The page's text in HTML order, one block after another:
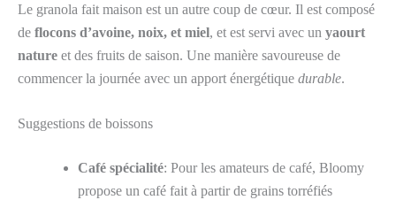
Le granola fait maison est un autre coup de cœur. Il est composé
de flocons d’avoine, noix, et miel, et est servi avec un yaourt
nature et des fruits de saison. Une manière savoureuse de
commencer la journée avec un apport énergétique durable.
Suggestions de boissons
Café spécialité: Pour les amateurs de café, Bloomy
propose un café fait à partir de grains torréfiés